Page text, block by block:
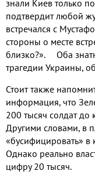
знали Киев только
подтвердит любой
встречался с
стороны о месте
близко?». Оба
трагедии Украины,
Стоит также
информация, что
200 тысяч солдат до
Другими словами, в
«бусифицировать» в
Однако реально
цифру 20 тысяч.